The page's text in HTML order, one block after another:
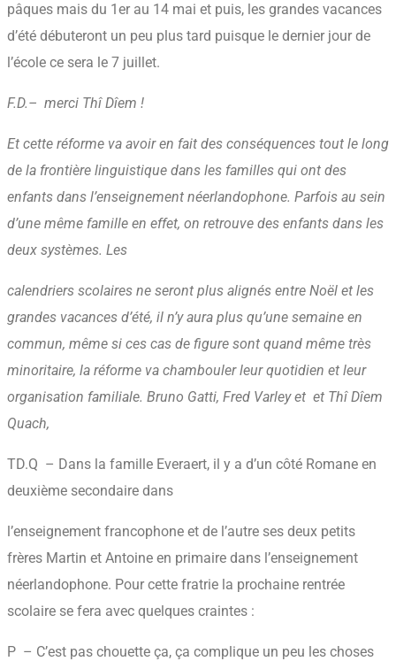
pâques mais du 1er au 14 mai et puis, les grandes vacances
d’été débuteront un peu plus tard puisque le dernier jour de
l’école ce sera le 7 juillet.
F.D.– merci Thî Dîem !
Et cette réforme va avoir en fait des conséquences tout le long
de la frontière linguistique dans les familles qui ont des
enfants dans l’enseignement néerlandophone. Parfois au sein
d’une même famille en effet, on retrouve des enfants dans les
deux systèmes. Les
calendriers scolaires ne seront plus alignés entre Noël et les
grandes vacances d’été, il n’y aura plus qu’une semaine en
commun, même si ces cas de figure sont quand même très
minoritaire, la réforme va chambouler leur quotidien et leur
organisation familiale. Bruno Gatti, Fred Varley et et Thî Dîem
Quach,
TD.Q – Dans la famille Everaert, il y a d’un côté Romane en
deuxième secondaire dans
l’enseignement francophone et de l’autre ses deux petits
frères Martin et Antoine en primaire dans l’enseignement
néerlandophone. Pour cette fratrie la prochaine rentrée
scolaire se fera avec quelques craintes :
P – C’est pas chouette ça, ça complique un peu les choses